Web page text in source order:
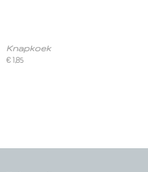
Knapkoek
€ 1,85